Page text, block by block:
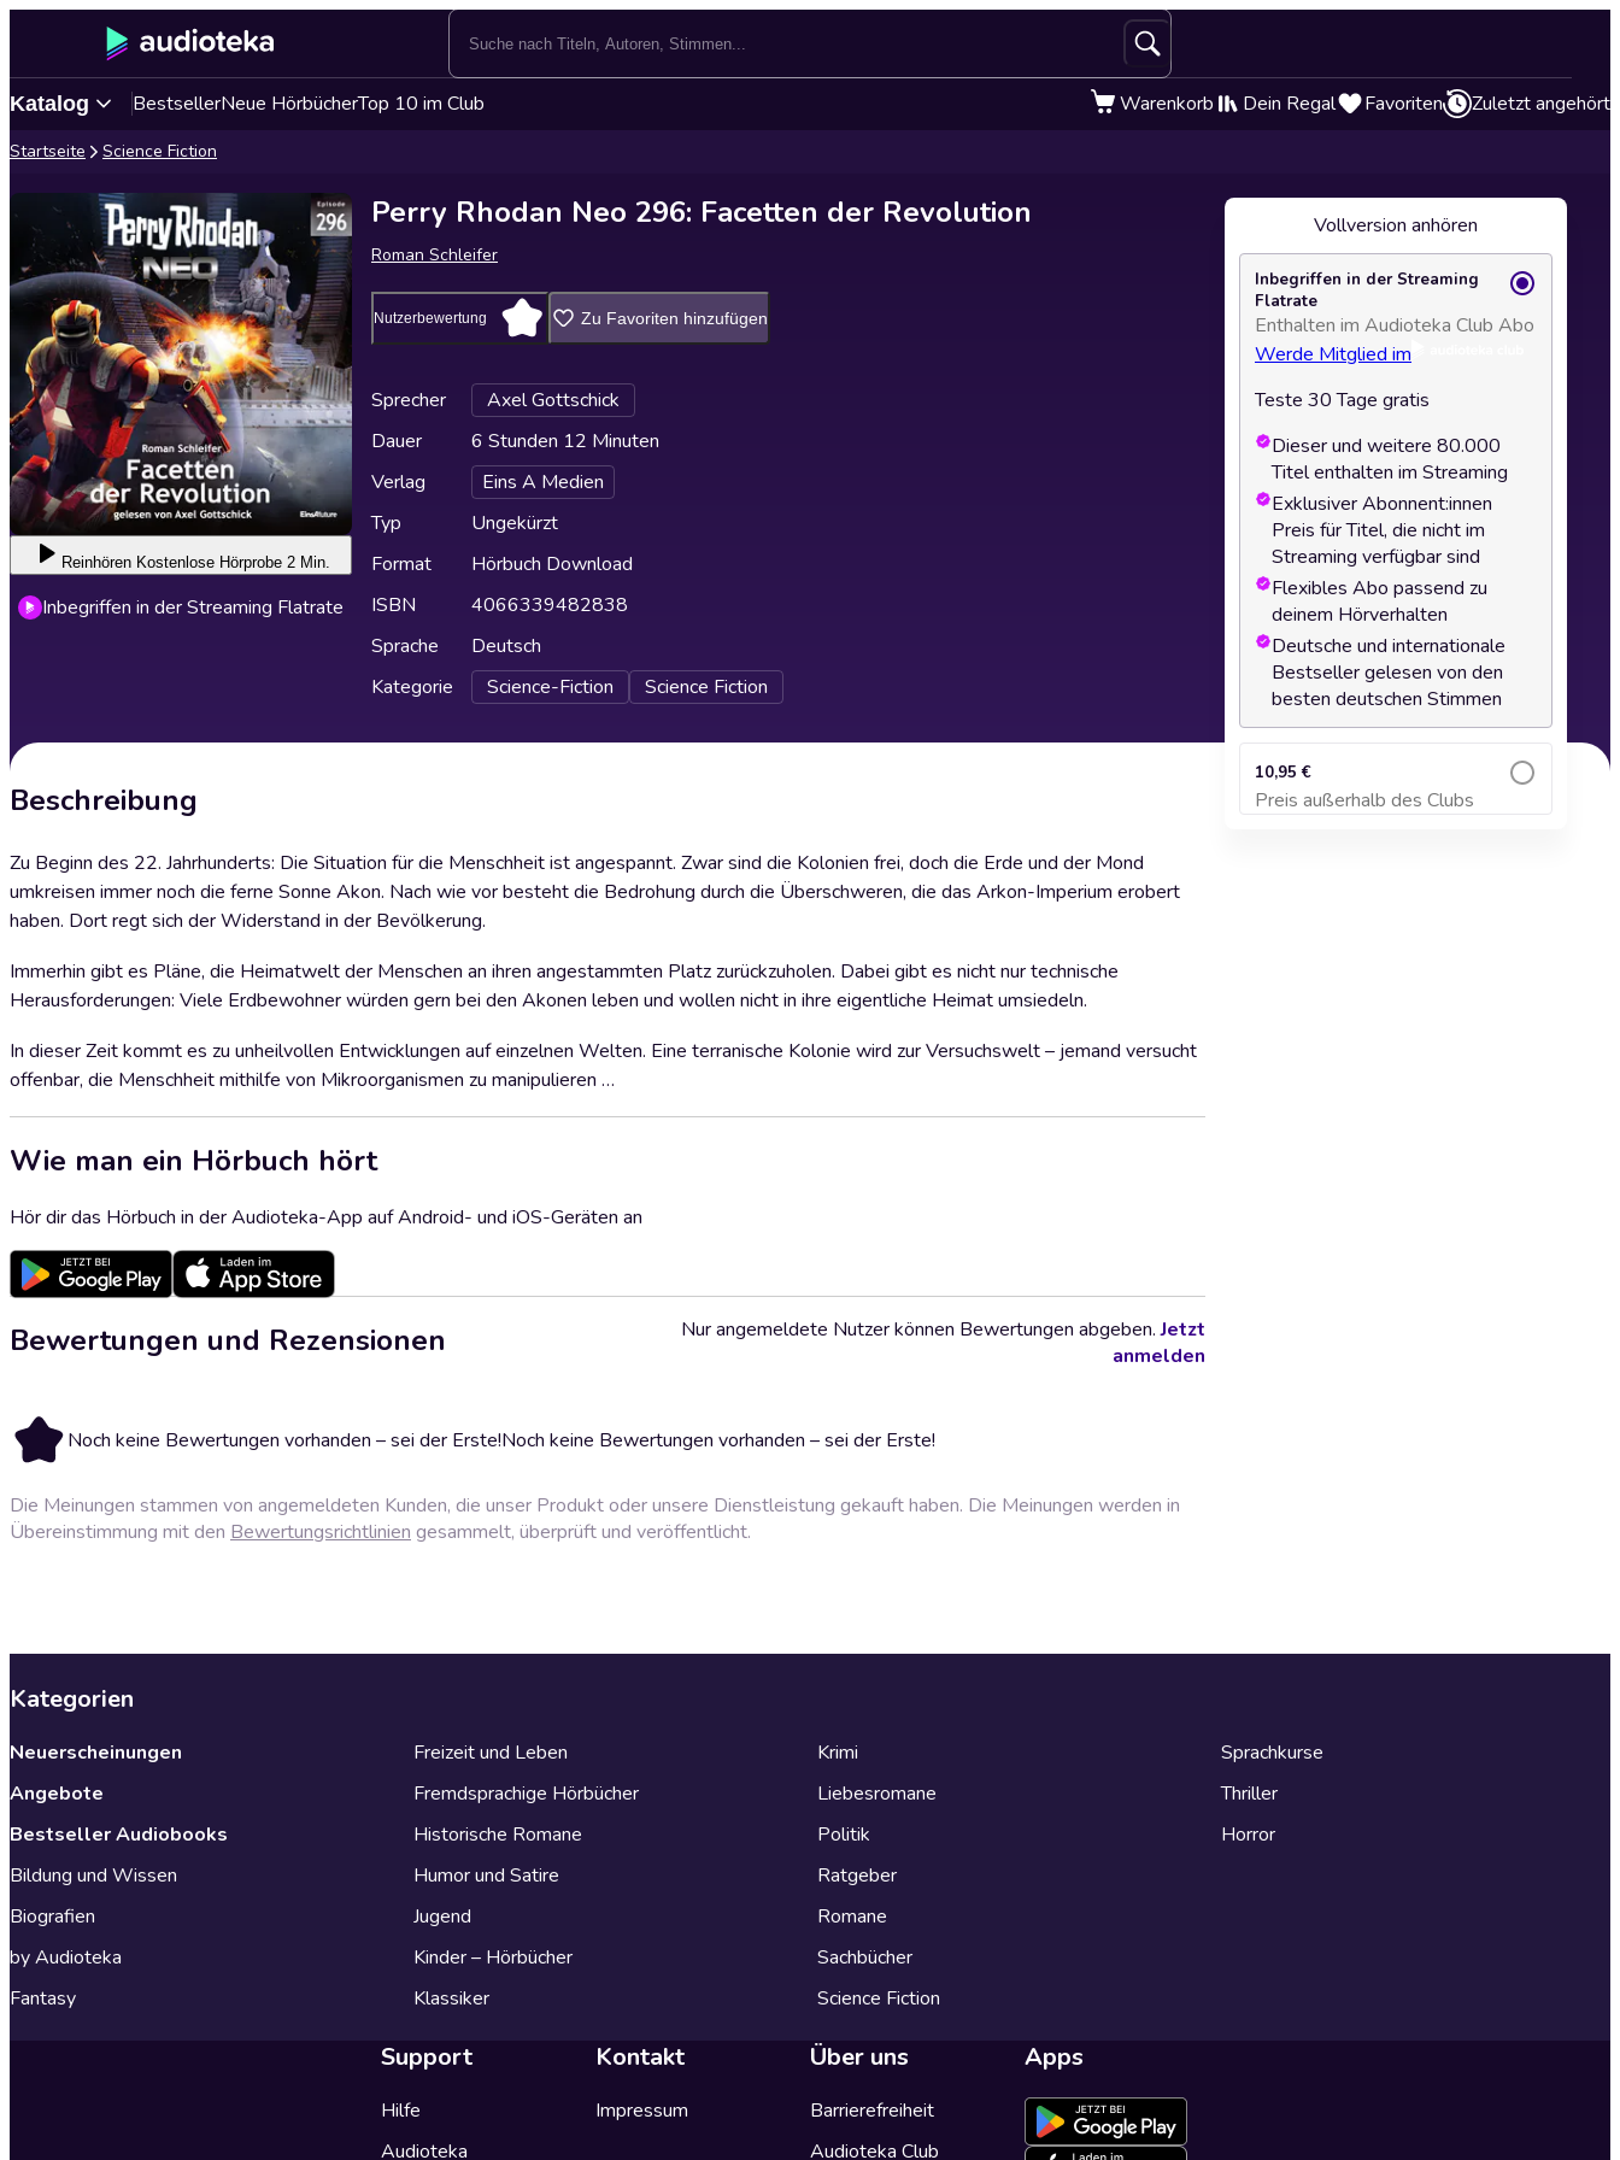
Katalog BestsellerNeue HörbücherTop 10 im Club Warenkorb Dein Regal Favoriten Zuletzt angehört
Startseite Science Fiction
Reinhören Kostenlose Hörprobe 2 Min.
Inbegriffen in der Streaming Flatrate
Perry Rhodan Neo 296: Facetten der Revolution
Roman Schleifer
Nutzerbewertung Zu Favoriten hinzufügen
Sprecher
Axel Gottschick
Dauer
6 Stunden 12 Minuten
Verlag
Eins A Medien
Typ
Ungekürzt
Format
Hörbuch Download
ISBN
4066339482838
Sprache
Deutsch
Kategorie
Science-Fiction Science Fiction
Beschreibung
Zu Beginn des 22. Jahrhunderts: Die Situation für die Menschheit ist angespannt. Zwar sind die Kolonien frei, doch die Erde und der Mond
umkreisen immer noch die ferne Sonne Akon. Nach wie vor besteht die Bedrohung durch die Überschweren, die das Arkon-Imperium erobert
haben. Dort regt sich der Widerstand in der Bevölkerung.
Immerhin gibt es Pläne, die Heimatwelt der Menschen an ihren angestammten Platz zurückzuholen. Dabei gibt es nicht nur technische
Herausforderungen: Viele Erdbewohner würden gern bei den Akonen leben und wollen nicht in ihre eigentliche Heimat umsiedeln.
In dieser Zeit kommt es zu unheilvollen Entwicklungen auf einzelnen Welten. Eine terranische Kolonie wird zur Versuchswelt – jemand versucht
offenbar, die Menschheit mithilfe von Mikroorganismen zu manipulieren …
Wie man ein Hörbuch hört
Hör dir das Hörbuch in der Audioteka-App auf Android- und iOS-Geräten an
Bewertungen und Rezensionen
Noch keine Bewertungen vorhanden – sei der Erste!Noch keine Bewertungen vorhanden – sei der Erste!
Nur angemeldete Nutzer können Bewertungen abgeben.Jetzt
anmelden
Die Meinungen stammen von angemeldeten Kunden, die unser Produkt oder unsere Dienstleistung gekauft haben. Die Meinungen werden in
Übereinstimmung mit den Bewertungsrichtlinien gesammelt, überprüft und veröffentlicht.
Vollversion anhören
Inbegriffen in der Streaming
Flatrate
Enthalten im Audioteka Club Abo
Werde Mitglied im
Teste 30 Tage gratis
Dieser und weitere 80.000
Titel enthalten im Streaming
Exklusiver Abonnent:innen
Preis für Titel, die nicht im
Streaming verfügbar sind
Flexibles Abo passend zu
deinem Hörverhalten
Deutsche und internationale
Bestseller gelesen von den
besten deutschen Stimmen
10,95 €
Preis außerhalb des Clubs
Zum Warenkorb hinzufügen
Kategorien
Neuerscheinungen
Angebote
Bestseller Audiobooks
Bildung und Wissen
Biografien
by Audioteka
Fantasy
Freizeit und Leben
Fremdsprachige Hörbücher
Historische Romane
Humor und Satire
Jugend
Kinder – Hörbücher
Klassiker
Krimi
Liebesromane
Politik
Ratgeber
Romane
Sachbücher
Science Fiction
Sprachkurse
Thriller
Horror
Support
Hilfe
Audioteka
Kontakt
Impressum
Über uns
Barrierefreiheit
Audioteka Club
Apps